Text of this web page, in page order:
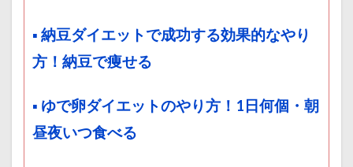
▪ 納豆ダイエットで成功する効果的なやり
方！納豆で痩せる
▪ ゆで卵ダイエットのやり方！1日何個・朝
昼夜いつ食べる